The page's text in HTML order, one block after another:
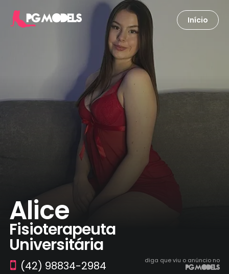
Início
Alice
Fisioterapeuta
Universitária
(42) 98834-2984 diga que viu o anúncio no